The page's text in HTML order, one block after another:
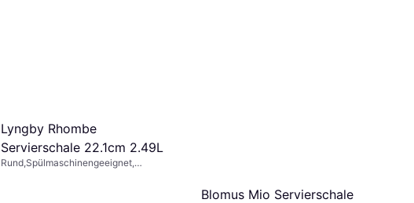
Lyngby Rhombe
Servierschale 22.1cm 2.49L
Rund,Spülmaschinengeeignet,
Blomus Mio Servierschale